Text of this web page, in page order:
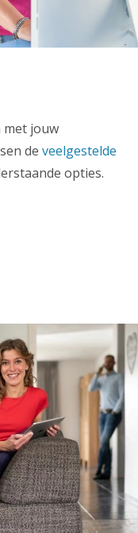
met jouw
de veelgestelde
opties.